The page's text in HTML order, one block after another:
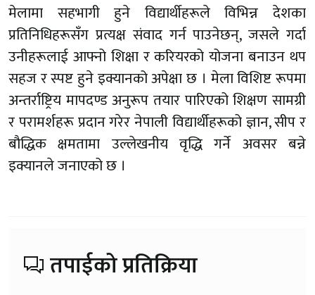
मेलामा सहभागी हुने विद्यार्थीहरूले विभिन्न देशका
प्रतिनिधिहरूसँग प्रत्यक्ष संवाद गर्न पाउनेछन्, जसले गर्दा
उनीहरूलाई आफ्नो शिक्षा र करियरको योजना बनाउन थप
सहज र स्पष्ट हुने इक्यानको अपेक्षा छ । मेला विशिष्ट रूपमा
अन्तर्राष्ट्रिय मापदण्ड अनुरूप तयार पारिएको शिक्षण सामग्री
र परामर्शहरू प्रदान गरेर नेपाली विद्यार्थीहरूको ज्ञान, सीप र
बौद्धिक क्षमतामा उल्लेखनीय वृद्धि गर्ने अवसर बन्ने
इक्यानले जनाएको छ ।
तपाईको प्रतिक्रिया